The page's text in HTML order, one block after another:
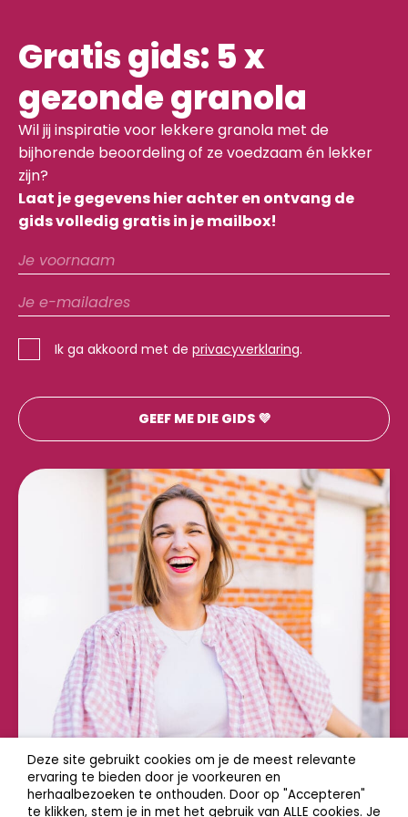
Gratis gids: 5 x
gezonde granola
Wil jij inspiratie voor lekkere granola met de
bijhorende beoordeling of ze voedzaam én lekker
zijn?
Laat je gegevens hier achter en ontvang de
gids volledig gratis in je mailbox!
Ik ga akkoord met de privacyverklaring.
Deze site gebruikt cookies om je de meest relevante
ervaring te bieden door je voorkeuren en
herhaalbezoeken te onthouden. Door op "Accepteren"
te klikken, stem je in met het gebruik van ALLE cookies. Je